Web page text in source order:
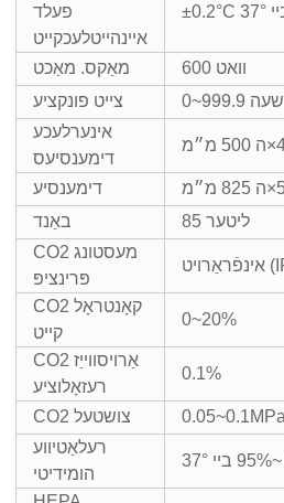
פעלד
איינהייטלעכקייט
מאַקס. מאַכט
600 וואט
צייט פונקציע
0~999.9 שעה
אינערלעכע
דימענסיעס
דימענסיע
באַנד
85 ליטער
CO2 מעסטונג
פּרינציפּ
CO2 קאָנטראָל
קייט
0~20%
CO2 אַרויסווייַז
רעזאָלוציע
0.1%
CO2 צושטעל
רעלאַטיווע
הומידיטי